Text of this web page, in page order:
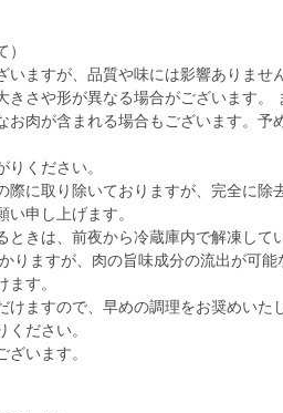
ますが、品質や味には影響ありません
きさや形が異なる場合がございます。
肉が含まれる場合もございます。予
りください。
際に取り除いておりますが、完全に除
申し上げます。
ときは、前夜から冷蔵庫内で解凍して
りますが、肉の旨味成分の流出が可能
す。
ますので、早めの調理をお奨めいた
ださい。
います。